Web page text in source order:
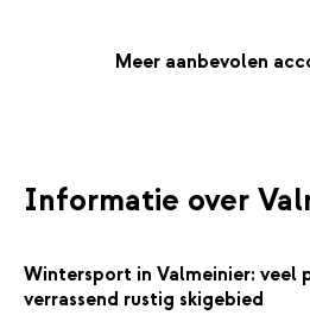
Meer aanbevolen
Informatie over
Wintersport in Valmeinier: veel
verrassend rustig skigebied